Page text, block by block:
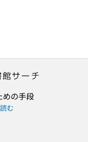
めの手段
む